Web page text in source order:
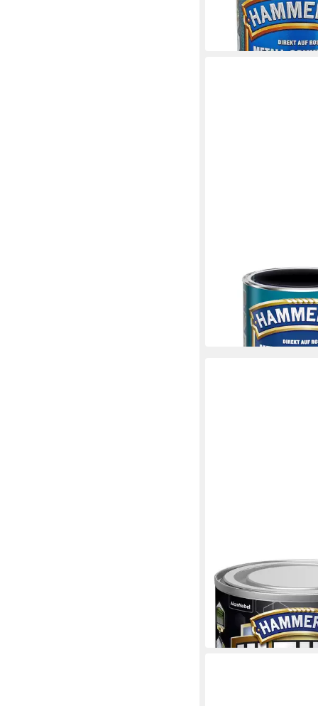
29,84 €
(39,79 €/ 1 l)
in 2-3 Werktagen bei dir
Metallschutzlack
15753
29,83 €
(39,77 €/ 1 l)
in 2-3 Werktagen bei dir
HAMMERITE
Metallschutzlack
Metallschutzlack
16,49 €
(65,96 €/ 1 l)
in 2-3 Werktagen bei dir